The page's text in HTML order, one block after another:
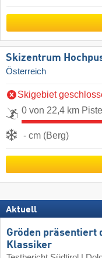
Skizentrum
Österreich
Skigebiet
0 von 22,4 km
- cm (Berg)
Aktuell
Gröden präsentiert
Klassiker